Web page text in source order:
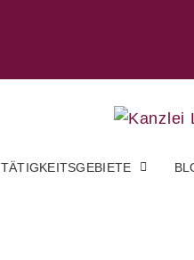
TÄTIGKEITSGEBIETE